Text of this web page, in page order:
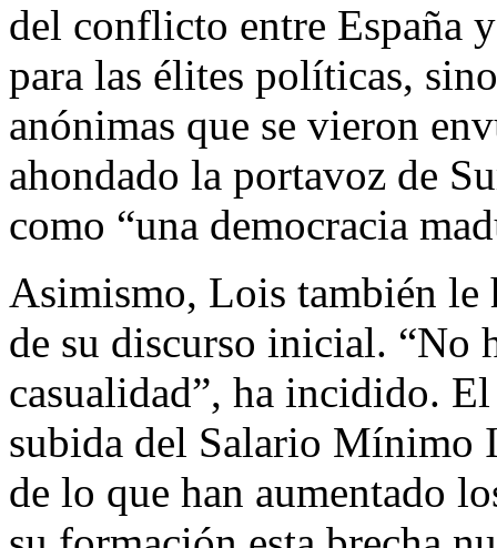
del conflicto entre España
para las élites políticas,
anónimas que se vieron
ahondado la portavoz de
como “una democracia
Asimismo, Lois también le
de su discurso inicial. “No
casualidad”, ha incidido.
subida del Salario Mínimo
de lo que han aumentado